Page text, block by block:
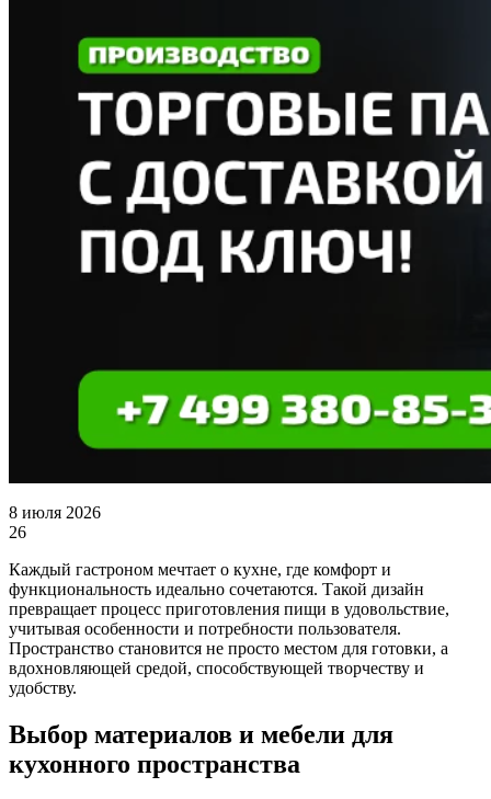
8 июля 2026
26
Каждый гастроном мечтает о кухне, где комфорт и
функциональность идеально сочетаются. Такой дизайн
превращает процесс приготовления пищи в удовольствие,
учитывая особенности и потребности пользователя.
Пространство становится не просто местом для готовки, а
вдохновляющей средой, способствующей творчеству и
удобству.
Выбор материалов и мебели для
кухонного пространства